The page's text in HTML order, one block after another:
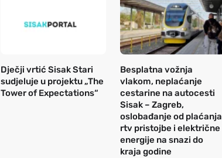
Dječji vrtić Sisak Stari
sudjeluje u projektu „The
Tower of Expectations“
Besplatna vožnja
vlakom, neplaćanje
cestarine na autocesti
Sisak – Zagreb,
oslobađanje od plaćanja
rtv pristojbe i električne
energije na snazi do
kraja godine